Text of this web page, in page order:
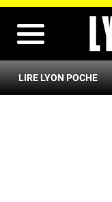
LIRE LYON POCHE